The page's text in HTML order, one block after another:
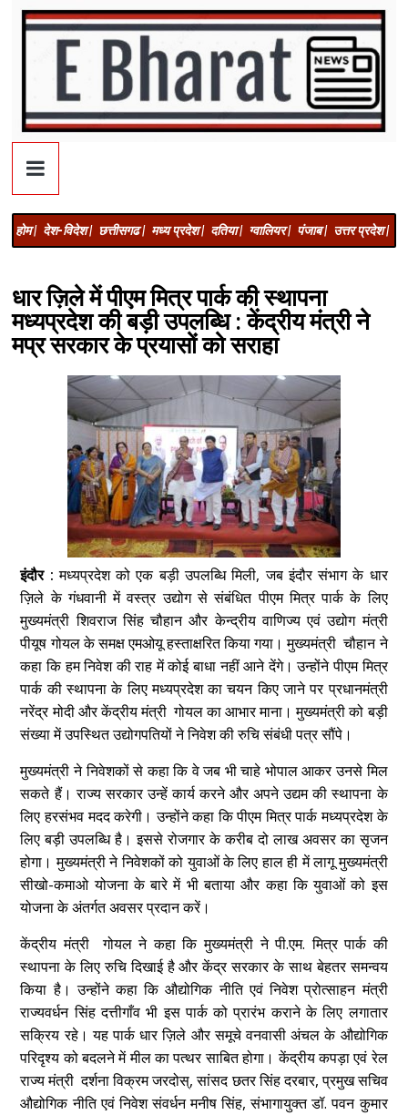
होम | देश-विदेश | छत्तीसगढ | मध्य प्रदेश | दतिया | ग्वालियर | पंजाब | उत्तर प्रदेश |
धार ज़िले में पीएम मित्र पार्क की स्थापना
मध्यप्रदेश की बड़ी उपलब्धि : केंद्रीय मंत्री ने
मप्र सरकार के प्रयासों को सराहा
इंदौर : मध्यप्रदेश को एक बड़ी उपलब्धि मिली, जब इंदौर संभाग के धार
ज़िले के गंधवानी में वस्त्र उद्योग से संबंधित पीएम मित्र पार्क के लिए
मुख्यमंत्री शिवराज सिंह चौहान और केन्द्रीय वाणिज्य एवं उद्योग मंत्री
पीयूष गोयल के समक्ष एमओयू हस्ताक्षरित किया गया। मुख्यमंत्री चौहान ने
कहा कि हम निवेश की राह में कोई बाधा नहीं आने देंगे। उन्होंने पीएम मित्र
पार्क की स्थापना के लिए मध्यप्रदेश का चयन किए जाने पर प्रधानमंत्री
नरेंद्र मोदी और केंद्रीय मंत्री गोयल का आभार माना। मुख्यमंत्री को बड़ी
संख्या में उपस्थित उद्योगपतियों ने निवेश की रुचि संबंधी पत्र सौंपे।
मुख्यमंत्री ने निवेशकों से कहा कि वे जब भी चाहे भोपाल आकर उनसे मिल
सकते हैं। राज्य सरकार उन्हें कार्य करने और अपने उद्यम की स्थापना के
लिए हरसंभव मदद करेगी। उन्होंने कहा कि पीएम मित्र पार्क मध्यप्रदेश के
लिए बड़ी उपलब्धि है। इससे रोजगार के करीब दो लाख अवसर का सृजन
होगा। मुख्यमंत्री ने निवेशकों को युवाओं के लिए हाल ही में लागू मुख्यमंत्री
सीखो-कमाओ योजना के बारे में भी बताया और कहा कि युवाओं को इस
योजना के अंतर्गत अवसर प्रदान करें।
केंद्रीय मंत्री गोयल ने कहा कि मुख्यमंत्री ने पी.एम. मित्र पार्क की
स्थापना के लिए रुचि दिखाई है और केंद्र सरकार के साथ बेहतर समन्वय
किया है। उन्होंने कहा कि औद्योगिक नीति एवं निवेश प्रोत्साहन मंत्री
राज्यवर्धन सिंह दत्तीगाँव भी इस पार्क को प्रारंभ कराने के लिए लगातार
सक्रिय रहे। यह पार्क धार ज़िले और समूचे वनवासी अंचल के औद्योगिक
परिदृश्य को बदलने में मील का पत्थर साबित होगा। केंद्रीय कपड़ा एवं रेल
राज्य मंत्री दर्शना विक्रम जरदोस्, सांसद छतर सिंह दरबार, प्रमुख सचिव
औद्योगिक नीति एवं निवेश संवर्धन मनीष सिंह, संभागायुक्त डॉ. पवन कुमार